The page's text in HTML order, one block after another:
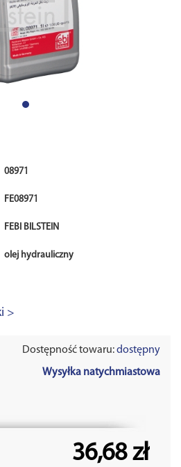
08971
FE08971
FEBI BILSTEIN
olej hydrauliczny
>
Dostępność towaru:dostępny
Wysyłka natychmiastowa
36,68 zł